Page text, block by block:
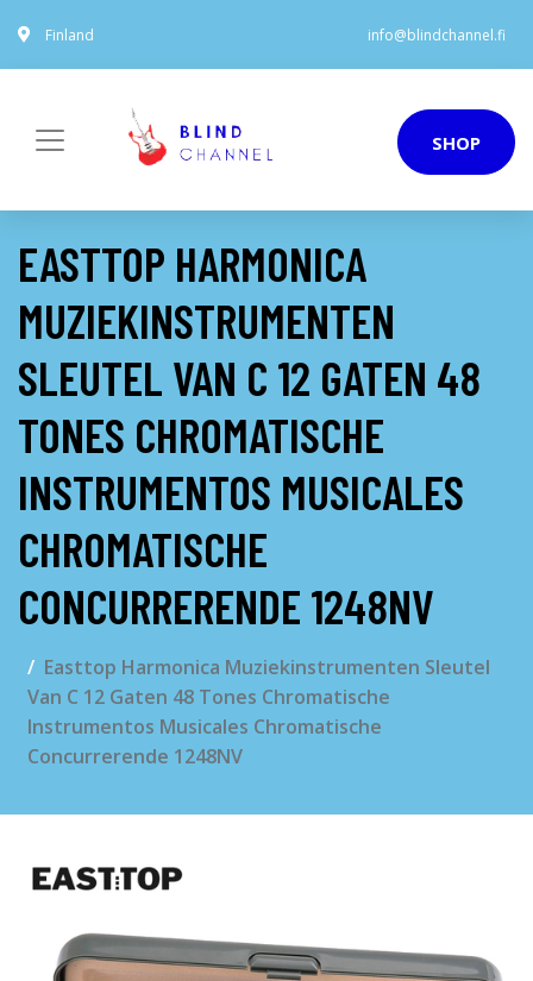
Finland info@blindchannel.fi
SHOP
EASTTOP HARMONICA
MUZIEKINSTRUMENTEN
SLEUTEL VAN C 12 GATEN 48
TONES CHROMATISCHE
INSTRUMENTOS MUSICALES
CHROMATISCHE
CONCURRERENDE 1248NV
Easttop Harmonica Muziekinstrumenten Sleutel
Van C 12 Gaten 48 Tones Chromatische
Instrumentos Musicales Chromatische
Concurrerende 1248NV